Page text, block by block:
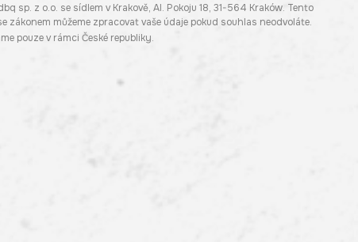
sp. z o.o. se sídlem v Krakově, Al. Pokoju 18, 31-564 Kraków. Tento
zákonem můžeme zpracovat vaše údaje pokud souhlas neodvoláte.
pouze v rámci České republiky.